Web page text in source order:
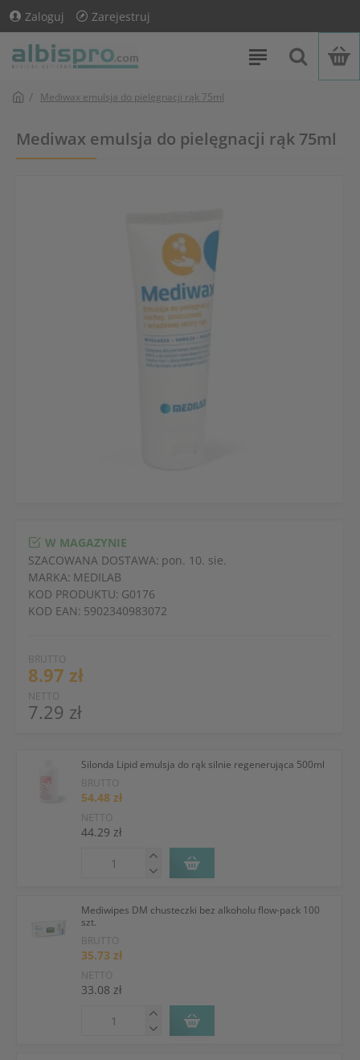
Zaloguj Zarejestruj
Mediwax emulsja do pielęgnacji rąk 75ml
Mediwax emulsja do pielęgnacji rąk 75ml
BRUTTO
8.97 zł
NETTO
7.29 zł
W MAGAZYNIE
SZACOWANA DOSTAWA: pon. 10. sie.
MARKA: MEDILAB
KOD PRODUKTU: G0176
KOD EAN: 5902340983072
Silonda Lipid emulsja do rąk silnie regenerująca 500ml
BRUTTO
54.48 zł
NETTO
44.29 zł
Mediwipes DM chusteczki bez alkoholu flow-pack 100
szt.
BRUTTO
35.73 zł
NETTO
33.08 zł